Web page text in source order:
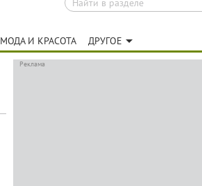
МОДА И КРАСОТА ДРУГОЕ
Реклама